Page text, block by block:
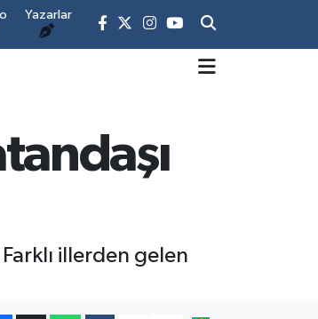
Yazarlar
illerden gelen